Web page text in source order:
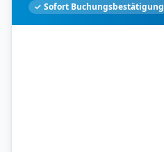
✓ Sofort Buchungsbestätigung